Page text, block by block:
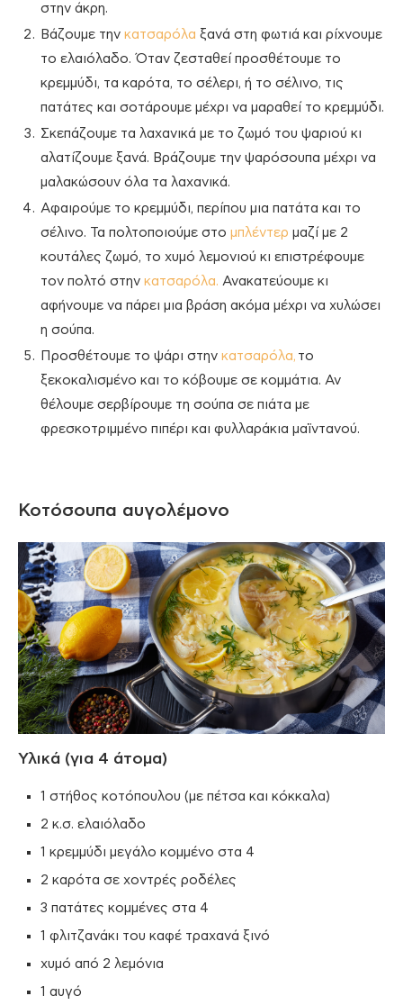
στην άκρη.
Βάζουμε την κατσαρόλα ξανά στη φωτιά και ρίχνουμε
το ελαιόλαδο. Όταν ζεσταθεί προσθέτουμε το
κρεμμύδι, τα καρότα, το σέλερι, ή το σέλινο, τις
πατάτες και σοτάρουμε μέχρι να μαραθεί το κρεμμύδι.
Σκεπάζουμε τα λαχανικά με το ζωμό του ψαριού κι
αλατίζουμε ξανά. Βράζουμε την ψαρόσουπα μέχρι να
μαλακώσουν όλα τα λαχανικά.
Αφαιρούμε το κρεμμύδι, περίπου μια πατάτα και το
σέλινο. Τα πολτοποιούμε στο μπλέντερ μαζί με 2
κουτάλες ζωμό, το χυμό λεμονιού κι επιστρέφουμε
τον πολτό στην κατσαρόλα. Ανακατεύουμε κι
αφήνουμε να πάρει μια βράση ακόμα μέχρι να χυλώσει
η σούπα.
Προσθέτουμε το ψάρι στην κατσαρόλα, το
ξεκοκαλισμένο και το κόβουμε σε κομμάτια. Αν
θέλουμε σερβίρουμε τη σούπα σε πιάτα με
φρεσκοτριμμένο πιπέρι και φυλλαράκια μαϊντανού.
Κοτόσουπα αυγολέμονο
Υλικά (για 4 άτομα)
1 στήθος κοτόπουλου (με πέτσα και κόκκαλα)
2 κ.σ. ελαιόλαδο
1 κρεμμύδι μεγάλο κομμένο στα 4
2 καρότα σε χοντρές ροδέλες
3 πατάτες κομμένες στα 4
1 φλιτζανάκι του καφέ τραχανά ξινό
χυμό από 2 λεμόνια
1 αυγό